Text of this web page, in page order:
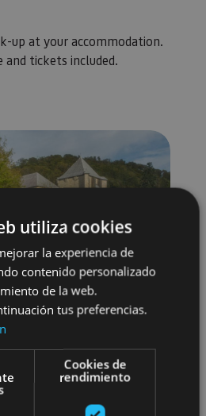
up at your accommodation.
and tickets included.
Camino de Santiago
utiliza cookies
la experiencia de
contenido personalizado
de la web.
tus preferencias.
Cookies de
rendimiento